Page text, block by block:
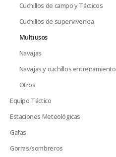
Cuchillos de campo y Tácticos
Cuchillos de supervivencia
Multiusos
Navajas
Navajas y cuchillos entrenamiento
Otros
Equipo Táctico
Estaciones Meteológicas
Gafas
Gorras/sombreros